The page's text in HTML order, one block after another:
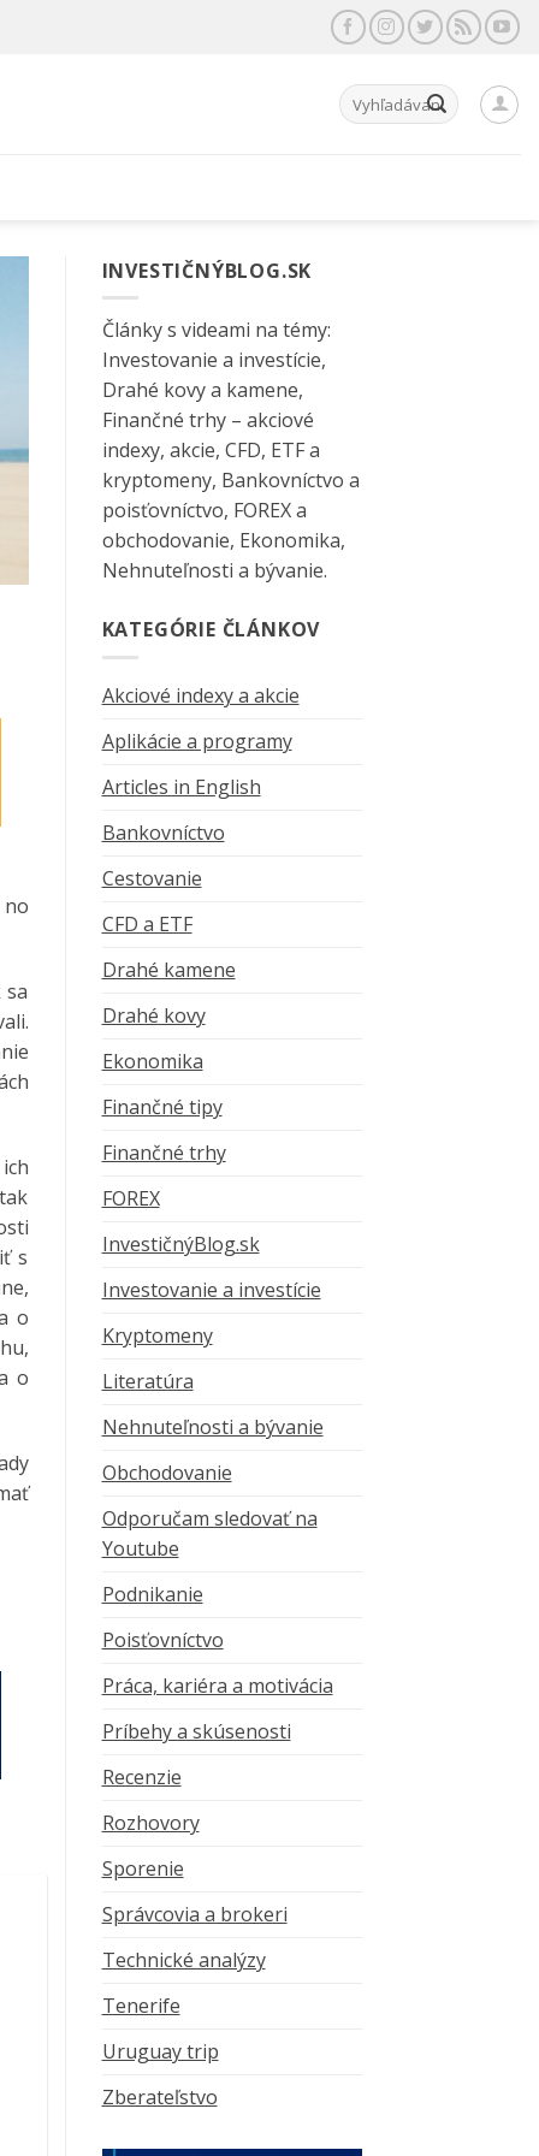
Hľadať:
sa
s
o
o
INVESTIČNÝBLOG.SK
Články s videami na témy:
Investovanie a investície,
Drahé kovy a kamene,
Finančné trhy – akciové
indexy, akcie, CFD, ETF a
kryptomeny, Bankovníctvo a
poisťovníctvo, FOREX a
obchodovanie, Ekonomika,
Nehnuteľnosti a bývanie.
KATEGÓRIE ČLÁNKOV
Akciové indexy a akcie
Aplikácie a programy
Articles in English
Bankovníctvo
Cestovanie
CFD a ETF
Drahé kamene
Drahé kovy
Ekonomika
Finančné tipy
Finančné trhy
FOREX
InvestičnýBlog.sk
Investovanie a investície
Kryptomeny
Literatúra
Nehnuteľnosti a bývanie
Obchodovanie
Odporučam sledovať na
Youtube
Podnikanie
Poisťovníctvo
Práca, kariéra a motivácia
Príbehy a skúsenosti
Recenzie
Rozhovory
Sporenie
Správcovia a brokeri
Technické analýzy
Tenerife
Uruguay trip
Zberateľstvo